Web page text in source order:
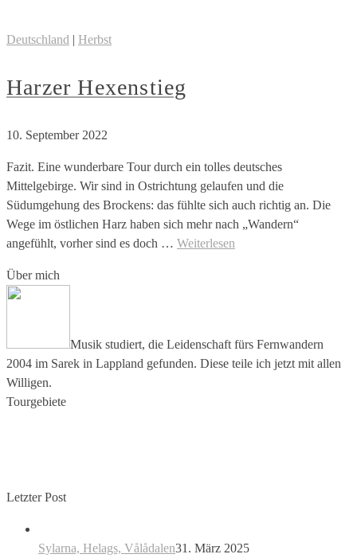
Deutschland | Herbst
Harzer Hexenstieg
10. September 2022
Fazit. Eine wunderbare Tour durch ein tolles deutsches
Mittelgebirge. Wir sind in Ostrichtung gelaufen und die
Südumgehung des Brockens: das fühlte sich auch richtig an. Die
Wege im östlichen Harz haben sich mehr nach „Wandern“
angefühlt, vorher sind es doch … Weiterlesen
Über mich
Musik studiert, die Leidenschaft fürs Fernwandern
2004 im Sarek in Lappland gefunden. Diese teile ich jetzt mit allen
Willigen.
Tourgebiete
Letzter Post
Sylarna, Helags, Vålådalen31. März 2025